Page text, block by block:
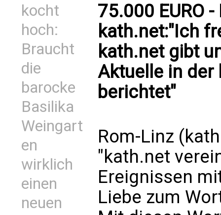
kocht
hoch:
Braucht
die
barocke
Basilika
Weingart
en
wirklich
einen
neuen
75.000 EURO
kath.net:"Ich
kath.net gibt
Aktuelle in
berichtet"
Rom-Linz
"kath.net
Ereignissen
Liebe zum